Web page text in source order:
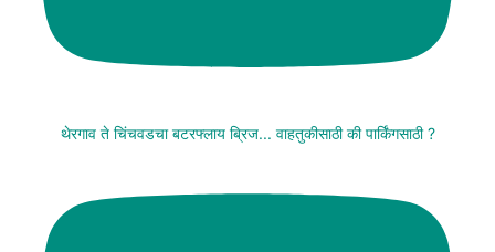
थेरगाव ते चिंचवडचा बटरफ्लाय ब्रिज... वाहतुकीसाठी की पार्किंगसाठी ?